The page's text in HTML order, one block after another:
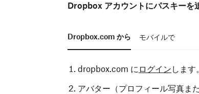
Dropbox アカウントにパスキーを
Dropbox.com から モバイルで
dropbox.com に ログイン します。
アバター（プロフィール写真ま